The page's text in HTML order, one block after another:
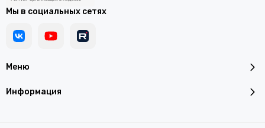
Меню
Информация
Мы в социальных сетях